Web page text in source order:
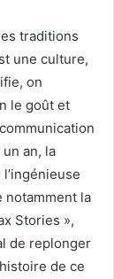
traditions
une culture,
on
le goût et
an, la
notamment la
Stories »,
de replonger
de ce